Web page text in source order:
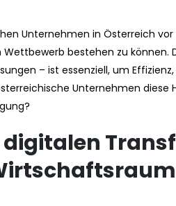
Unternehmen in Österreich
bestehen zu
– ist essenziell, um
Unternehmen
digitalen